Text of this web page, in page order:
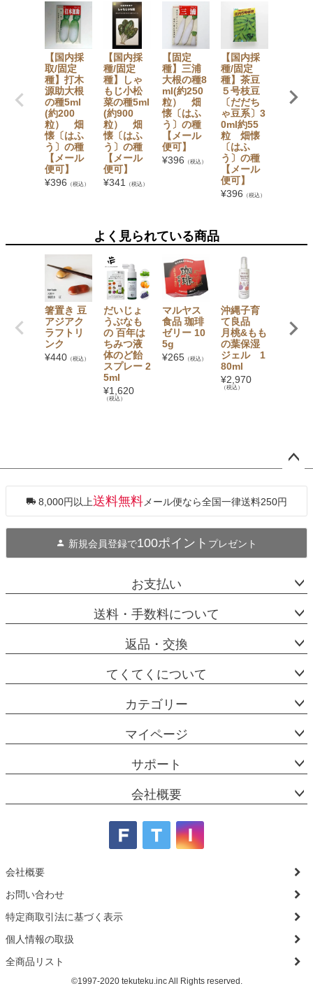
【国内採
取/固定
種】打木
源助大根
の種5ml
(約200
粒） 畑
懐〔はふ
う〕の種
【メール
便可】
¥396 （税込）
【国内採
種/固定
種】しゃ
もじ小松
菜の種5ml
(約900
粒） 畑
懐〔はふ
う〕の種
【メール
便可】
¥341 （税込）
【固定
種】三浦
大根の種8
ml(約250
粒） 畑
懐〔はふ
う〕の種
【メール
便可】
¥396 （税込）
【国内採
種/固定
種】茶豆
５号枝豆
〔だだち
ゃ豆系〕3
0ml約55
粒 畑懐
〔はふ
う〕の種
【メール
便可】
¥396 （税込）
洗たく
洗剤
よく見られている商品
箸置き 豆
アジアク
ラフトリ
ンク
¥440 （税込）
だいじょ
うぶなも
の 百年は
ちみつ液
体のど飴
スプレー 2
5ml
¥1,620
（税込）
マルヤス
食品 珈琲
ゼリー 10
5g
¥265 （税込）
沖縄子育
て良品
月桃&もも
の葉保湿
ジェル 1
80ml
¥2,970
（税込）
イボス
ィー
ジト
へ
8,000円以上送料無料 メール便なら全国一律送料250円
新規会員登録で100ポイント プレゼント
お支払い
送料・手数料について
返品・交換
てくてくについて
カテゴリー
マイページ
サポート
会社概要
会社概要
お問い合わせ
特定商取引法に基づく表示
個人情報の取扱
全商品リスト
©1997-2020 tekuteku.inc All Rights reserved.